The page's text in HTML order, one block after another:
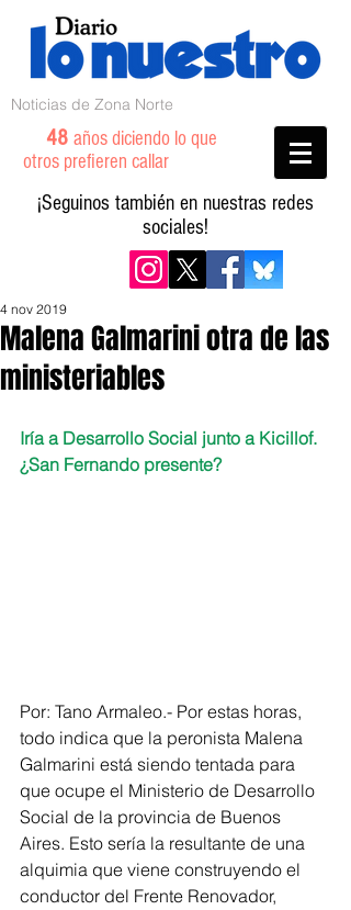
Noticias de Zona Norte
48 años diciendo lo que
otros prefieren callar
¡Seguinos también en nuestras redes
sociales!
Malena Galmarini otra de las
ministeriables
4 nov 2019
Iría a Desarrollo Social junto a Kicillof.
¿San Fernando presente?
Por: Tano Armaleo.- Por estas horas,
todo indica que la peronista Malena
Galmarini está siendo tentada para
que ocupe el Ministerio de Desarrollo
Social de la provincia de Buenos
Aires. Esto sería la resultante de una
alquimia que viene construyendo el
conductor del Frente Renovador,